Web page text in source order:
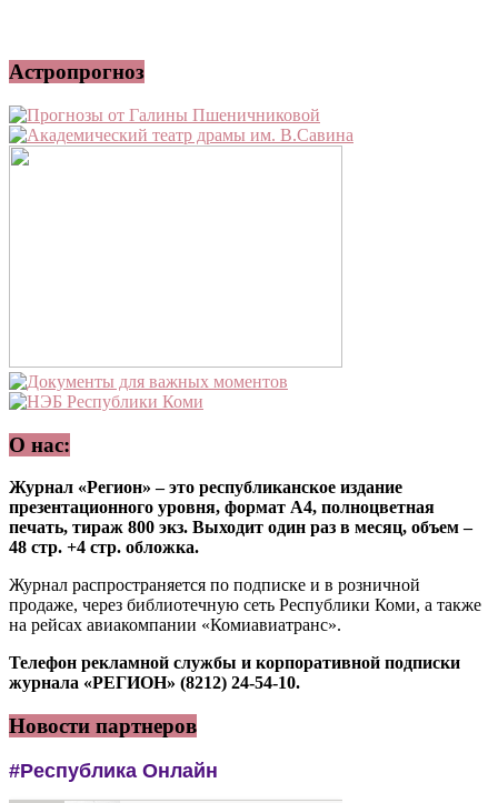
Астропрогноз
О нас:
Журнал «Регион» – это республиканское издание
презентационного уровня, формат А4, полноцветная
печать, тираж 800 экз. Выходит один раз в месяц, объем –
48 стр. +4 стр. обложка.
Журнал распространяется по подписке и в розничной
продаже, через библиотечную сеть Республики Коми, а также
на рейсах авиакомпании «Комиавиатранс».
Телефон рекламной службы и корпоративной подписки
журнала «РЕГИОН» (8212) 24-54-10.
Новости партнеров